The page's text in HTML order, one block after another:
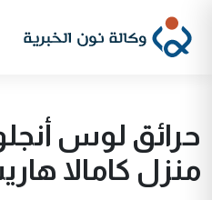
حرائق لوس
منزل كامالا